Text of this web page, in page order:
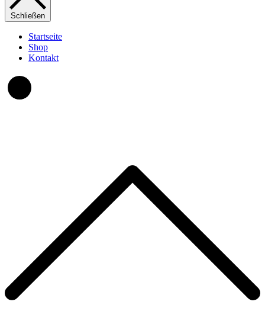
Schließen
Startseite
Shop
Kontakt